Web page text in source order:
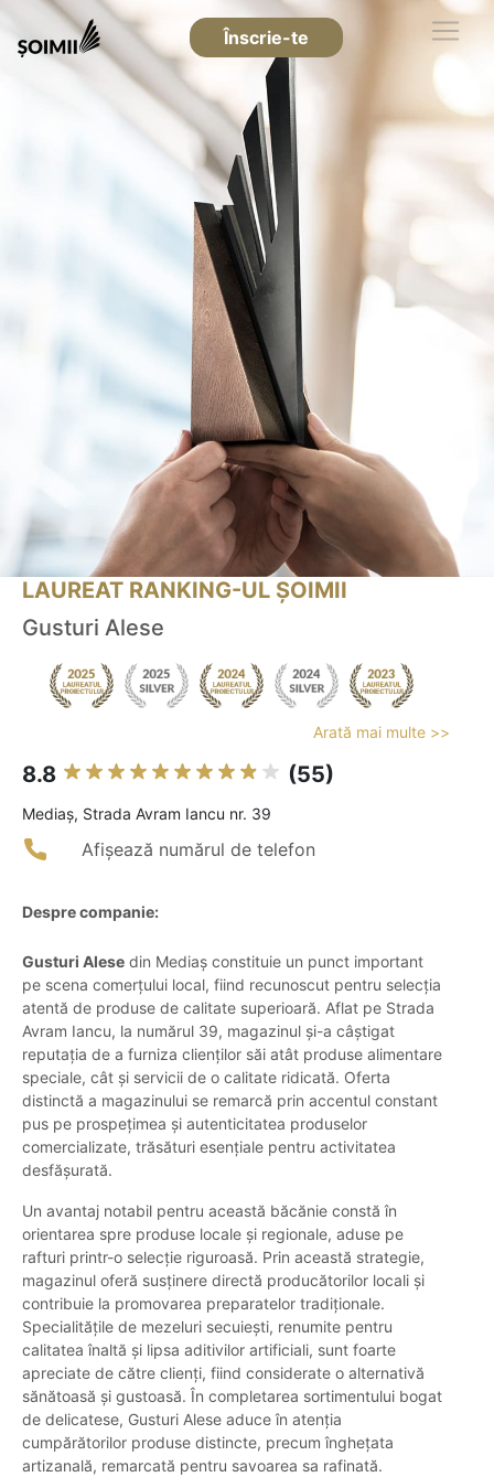
Înscrie-te
LAUREAT RANKING-UL ȘOIMII
Gusturi Alese
Arată mai multe >>
8.8 (55)
Mediaş, Strada Avram Iancu nr. 39
Afișează numărul de telefon
Despre companie:
Gusturi Alese din Mediaș constituie un punct important
pe scena comerțului local, fiind recunoscut pentru selecția
atentă de produse de calitate superioară. Aflat pe Strada
Avram Iancu, la numărul 39, magazinul și-a câștigat
reputația de a furniza clienților săi atât produse alimentare
speciale, cât și servicii de o calitate ridicată. Oferta
distinctă a magazinului se remarcă prin accentul constant
pus pe prospețimea și autenticitatea produselor
comercializate, trăsături esențiale pentru activitatea
desfășurată.
Un avantaj notabil pentru această băcănie constă în
orientarea spre produse locale și regionale, aduse pe
rafturi printr-o selecție riguroasă. Prin această strategie,
magazinul oferă susținere directă producătorilor locali și
contribuie la promovarea preparatelor tradiționale.
Specialitățile de mezeluri secuiești, renumite pentru
calitatea înaltă și lipsa aditivilor artificiali, sunt foarte
apreciate de către clienți, fiind considerate o alternativă
sănătoasă și gustoasă. În completarea sortimentului bogat
de delicatese, Gusturi Alese aduce în atenția
cumpărătorilor produse distincte, precum înghețata
artizanală, remarcată pentru savoarea sa rafinată.